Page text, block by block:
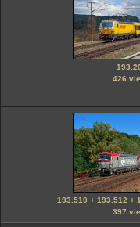
426
193.510 + 193.512 +
397